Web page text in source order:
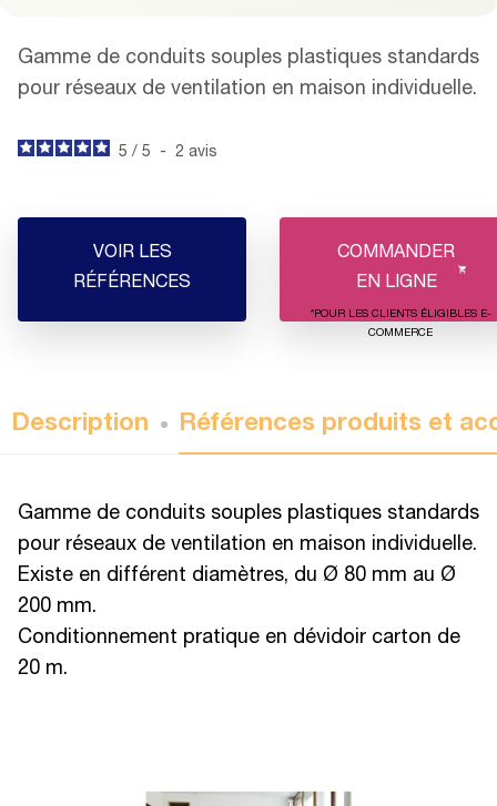
Gamme de conduits souples plastiques standards
pour réseaux de ventilation en maison individuelle.
5 / 5 - 2 avis
VOIR LES
RÉFÉRENCES
COMMANDER
EN LIGNE
*POUR LES CLIENTS ÉLIGIBLES E-
COMMERCE
Description Références produits et
Gamme de conduits souples plastiques standards
pour réseaux de ventilation en maison individuelle.
Existe en différent diamètres, du Ø 80 mm au Ø
200 mm.
Conditionnement pratique en dévidoir carton de
20 m.